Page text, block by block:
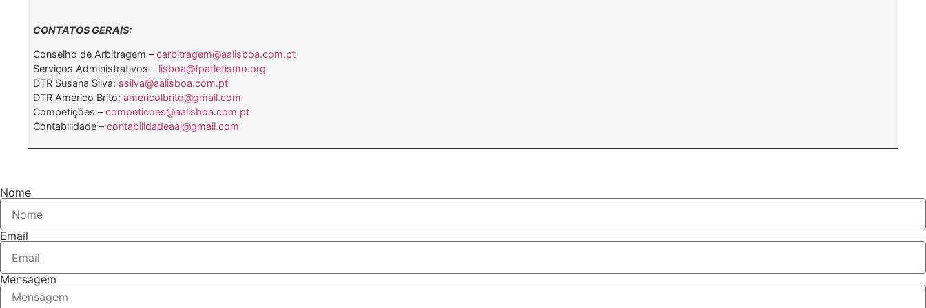
CONTATOS GERAIS:
Conselho de Arbitragem –carbitragem@aalisboa.com.pt
Serviços Administrativos – lisboa@fpatletismo.org
DTR Susana Silva: ssilva@aalisboa.com.pt
DTR Américo Brito:americolbrito@gmail.com
Competições –competicoes@aalisboa.com.pt
Contabilidade –contabilidadeaal@gmail.com
Nome
Email
Mensagem